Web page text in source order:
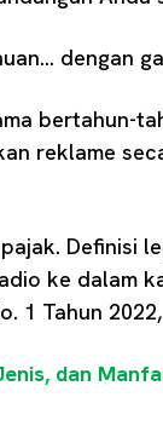
dengan
bertahun-
reklame
Definisi
ke dalam
1 Tahun
dan